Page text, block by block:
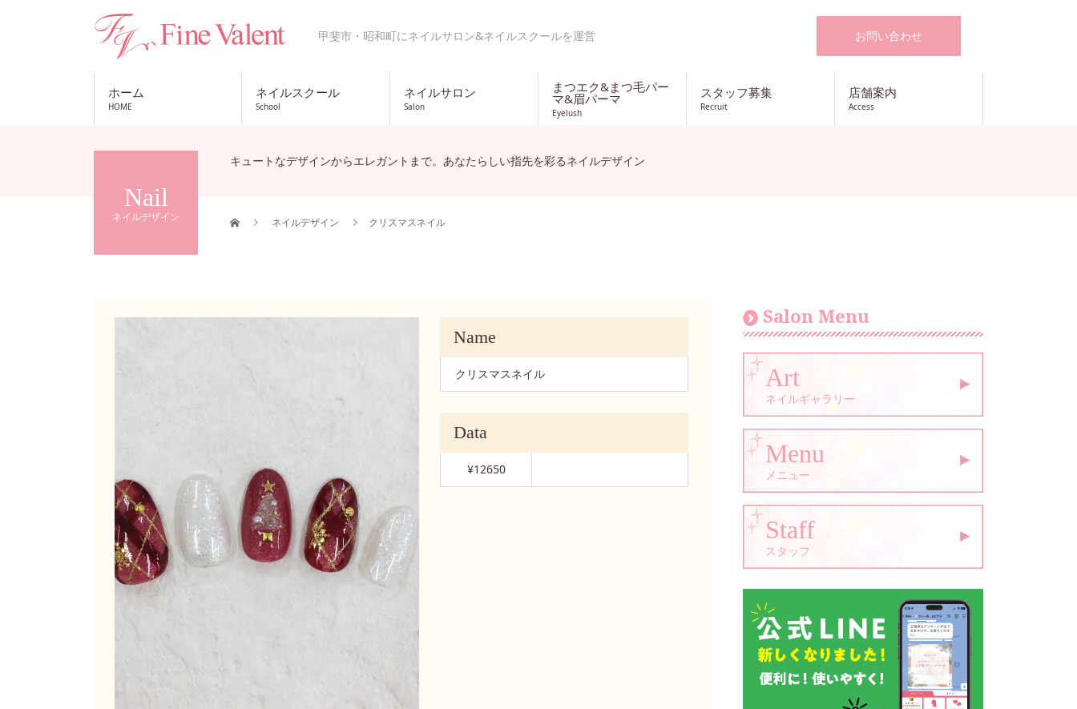
甲斐市・昭和町にネイルサロン&ネイルスクールを運営 お問い合わせ
ホーム
HOME
ネイルスクール
School
ネイルサロン
Salon
まつエク&まつ毛パー
マ&眉パーマ
Eyelush
スタッフ募集
Recruit
店舗案内
Access
Nail
ネイルデザイン
キュートなデザインからエレガントまで。あなたらしい指先を彩るネイルデザイン
ネイルデザイン クリスマスネイル
Name
クリスマスネイル
Data
¥12650
Salon Menu
Art
ネイルギャラリー
Menu
メニュー
Staff
スタッフ